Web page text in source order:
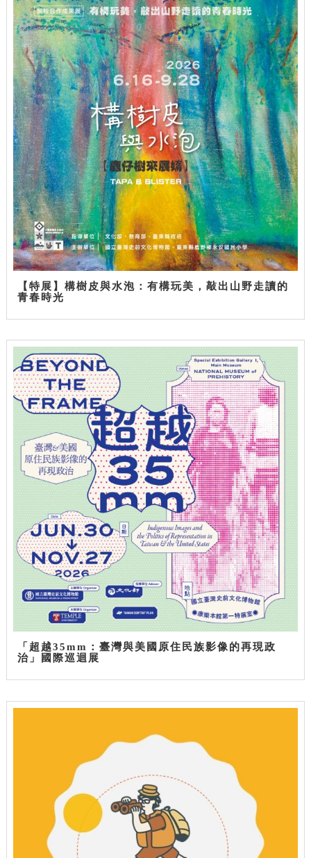
【特展】構樹皮與水泡：有構玩美，敲出山野走讀的
青春時光
「超越35mm：臺灣與美國原住民族影像的再現政
治」國際巡迴展